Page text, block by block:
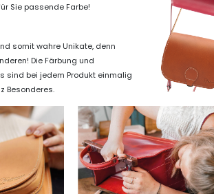
Sie passende Farbe!
somit wahre Unikate, denn
Die Färbung und
sind bei jedem Produkt einmalig
Besonderes.